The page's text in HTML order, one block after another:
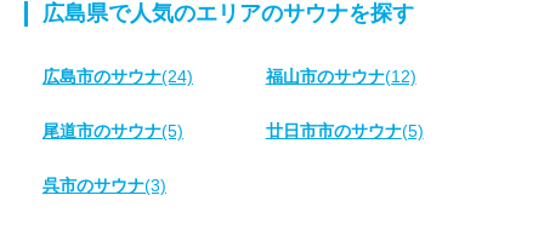
広島県で人気のエリアのサウナを探す
広島市のサウナ(24) 福山市のサウナ(12)
尾道市のサウナ(5) 廿日市市のサウナ(5)
呉市のサウナ(3)